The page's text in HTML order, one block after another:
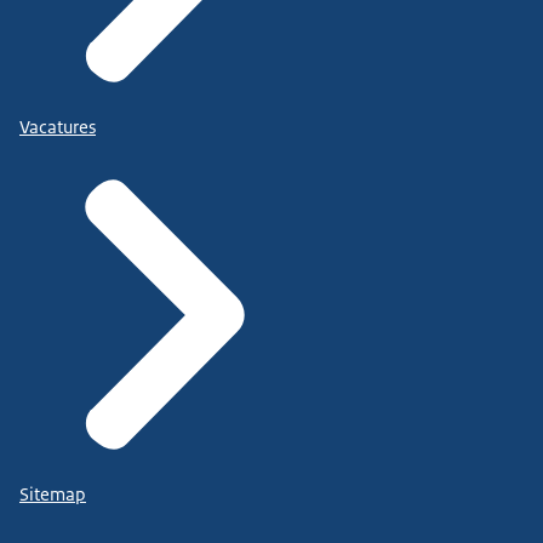
Vacatures
Sitemap